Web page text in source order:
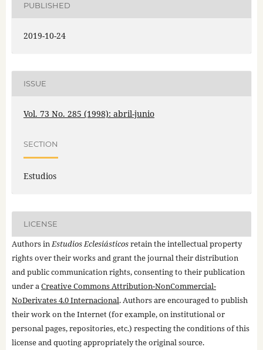
PUBLISHED
2019-10-24
ISSUE
Vol. 73 No. 285 (1998): abril-junio
SECTION
Estudios
LICENSE
Authors inEstudios Eclesiásticosretain the intellectual property
rights over their works and grant the journal their distribution
and public communication rights, consenting to their publication
under aCreative Commons Attribution-NonCommercial-
NoDerivates 4.0 Internacional. Authors are encouraged to publish
their work on the Internet (for example, on institutional or
personal pages, repositories, etc.) respecting the conditions of this
license and quoting appropriately the original source.